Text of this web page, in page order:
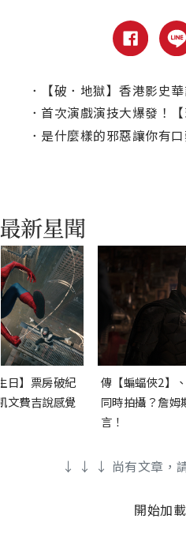
．
【破．地獄】香港影史華語片票
． 首次演戲演技大爆發！【邪惡勿
． 是什麼樣的邪惡讓你有口難言？布
日】票房破紀
文費吉說感覺
傳【蝙蝠俠2】
同時拍攝？詹姆
言！
↓ ↓ ↓ 尚有文章，
開始加